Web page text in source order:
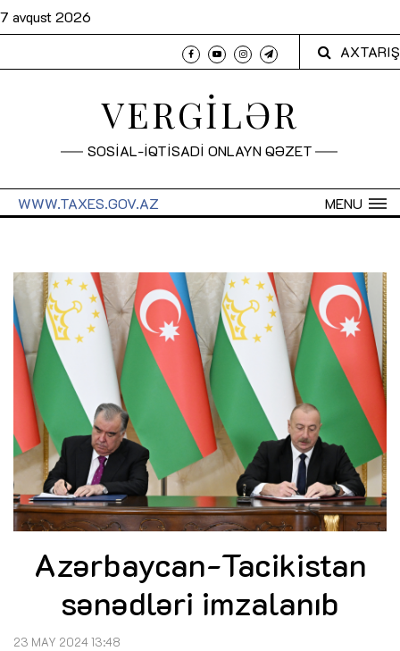
7 avqust 2026
AXTARIŞ
VERGİLƏR
SOSİAL-İQTİSADİ ONLAYN QƏZET
MENU
WWW.TAXES.GOV.AZ
Azərbaycan-Tacikistan
sənədləri imzalanıb
23 MAY 2024 13:48